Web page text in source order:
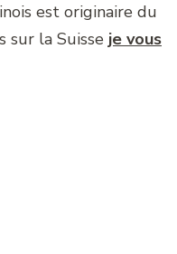
est originaire du
sur la Suisse je vous